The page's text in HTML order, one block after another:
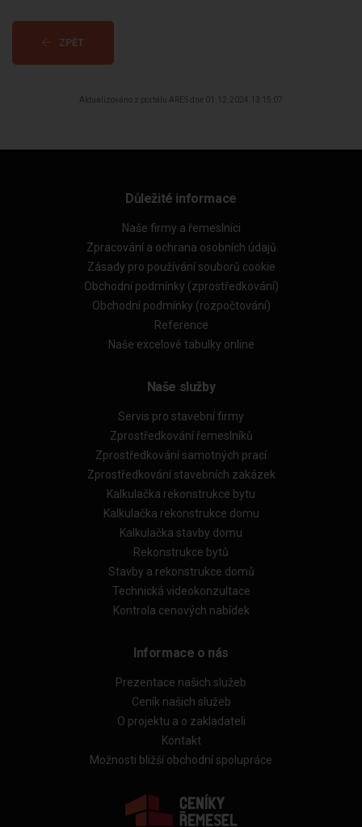
ZPĚT
Aktualizováno z portálu ARES dne 01.12.2024 13:15:07
Důležité informace
Naše firmy a řemeslníci
Zpracování a ochrana osobních údajů
Zásady pro používání souborů cookie
Obchodní podmínky (zprostředkování)
Obchodní podmínky (rozpočtování)
Reference
Naše excelové tabulky online
Naše služby
Servis pro stavební firmy
Zprostředkování řemeslníků
Zprostředkování samotných prací
Zprostředkování stavebních zakázek
Kalkulačka rekonstrukce bytu
Kalkulačka rekonstrukce domu
Kalkulačka stavby domu
Rekonstrukce bytů
Stavby a rekonstrukce domů
Technická videokonzultace
Kontrola cenových nabídek
Informace o nás
Prezentace našich služeb
Ceník našich služeb
O projektu a o zakladateli
Kontakt
Možnosti bližší obchodní spolupráce